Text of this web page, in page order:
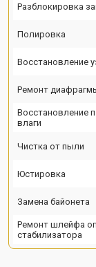
Разблокировка
Полировка
Восстановление
Ремонт
Восстановление
влаги
Чистка от пыли
Юстировка
Замена байонета
Ремонт шлейфа
стабилизатора